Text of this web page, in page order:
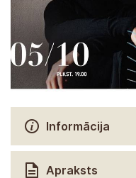
Informācija
Apraksts